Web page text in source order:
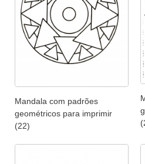
Mandala com padrões
geométricos para imprimir
(22)